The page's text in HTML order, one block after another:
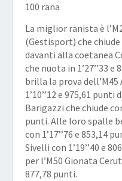
100 rana
La miglior ranista è
(Gestisport) che chiude
davanti alla coetanea
che nuota in 1’27’’33
brilla la prova dell’M45
1’10’’12 e 975,61 punti
Barigazzi che chiude
punti. Alle loro spalle
con 1’17’’76 e 853,14
Sivelli con 1’19’’40 e
per l’M50Gionata
877,78 punti.